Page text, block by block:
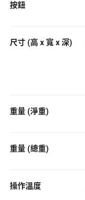
按鈕
尺寸 (高 x 寬 x 深)
重量 (淨重)
重量 (總重)
操作溫度